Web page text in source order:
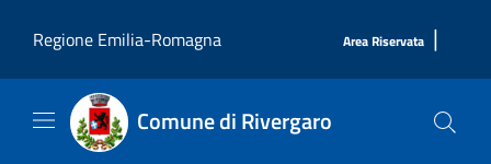
Regione Emilia-Romagna
Area Riservata |
Comune di Rivergaro